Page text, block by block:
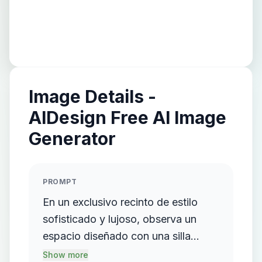
Image Details -
AIDesign Free AI Image
Generator
PROMPT
En un exclusivo recinto de estilo
sofisticado y lujoso, observa un
espacio diseñado con una silla
moderna de líneas limpias y
Show more